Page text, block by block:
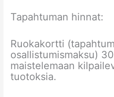
Tapahtuman hinnat:
Ruokakortti
osallistumismaksu)
maistelemaan
tuotoksia.